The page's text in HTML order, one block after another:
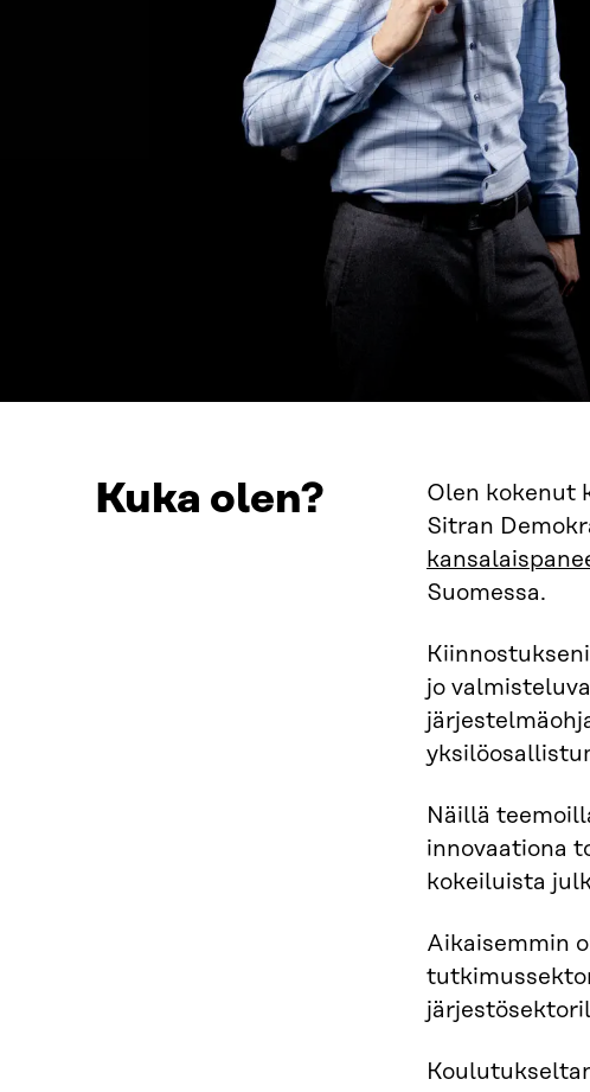
Kuka olen?
Olen kokenut
Sitran
Suomessa.
jo
Näillä
innovaationa
kokeiluista
Aikaisemmin